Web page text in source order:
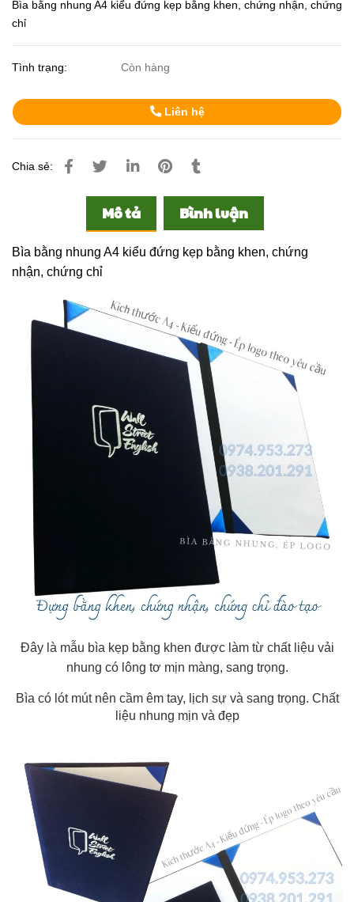
Bìa bằng nhung A4 kiểu đứng kẹp bằng khen, chứng nhận, chứng
chỉ
Tình trạng: Còn hàng
Liên hệ
Chia sẻ:
Mô tả Bình luận
Bìa bằng nhung A4 kiểu đứng kẹp bằng khen, chứng
nhận, chứng chỉ
Đây là mẫu bìa kẹp bằng khen được làm từ chất liệu vải
nhung có lông tơ mịn màng, sang trọng.
Bìa có lót mút nên cầm êm tay, lịch sự và sang trọng. Chất
liệu nhung mịn và đẹp